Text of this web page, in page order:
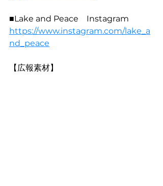
■Lake and Peace　Instagram
https://www.instagram.com/lake_a
nd_peace
【広報素材】